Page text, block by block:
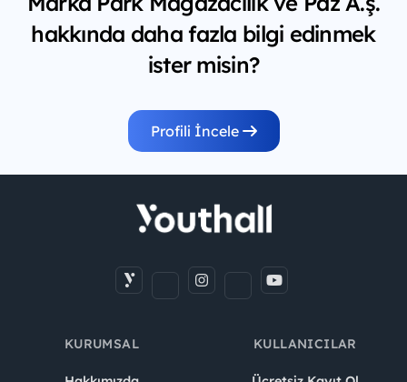
hakkında daha fazla bilgi edinmek
ister misin?
Profili İncele
KURUMSAL KULLANICILAR